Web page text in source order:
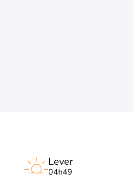
Lever
04h49